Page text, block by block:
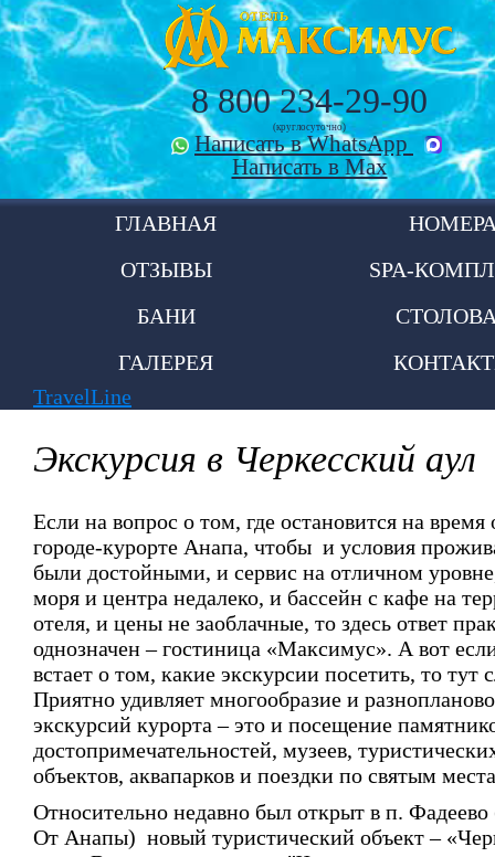
8 800 234-29-90
(круглосуточно)
Написать в WhatsApp
Написать в Max
ГЛАВНАЯ
ОТЗЫВЫ
SPA-
БАНИ
ГАЛЕРЕЯ
TravelLine
Экскурсия в Черкесский аул
Если на вопрос о том, где остановится на время
городе-курорте Анапа, чтобы и условия
были достойными, и сервис на отличном
моря и центра недалеко, и бассейн с кафе на
отеля, и цены не заоблачные, то здесь ответ
однозначен – гостиница «Максимус». А вот
встает о том, какие экскурсии посетить, то тут
Приятно удивляет многообразие и
экскурсий курорта – это и посещение
достопримечательностей, музеев,
объектов, аквапарков и поездки по святым
Относительно недавно был открыт в п.
От Анапы) новый туристический объект –